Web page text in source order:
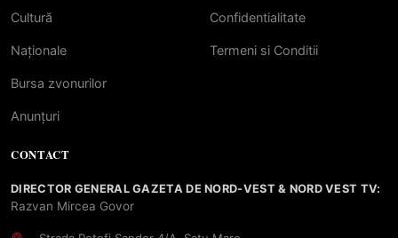
Cultură
Naționale
Bursa zvonurilor
Anunțuri
Confidentialitate
Termeni si Conditii
CONTACT
DIRECTOR GENERAL GAZETA DE NORD-VEST & NORD VEST TV:
Razvan Mircea Govor